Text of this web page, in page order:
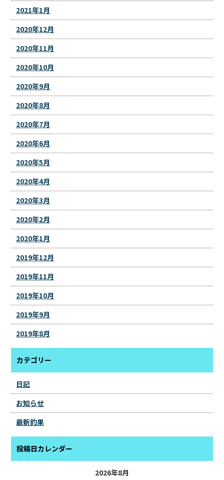
2021年1月
2020年12月
2020年11月
2020年10月
2020年9月
2020年8月
2020年7月
2020年6月
2020年5月
2020年4月
2020年3月
2020年2月
2020年1月
2019年12月
2019年11月
2019年10月
2019年9月
2019年8月
カテゴリー
日記
お知らせ
最新釣果
投稿日カレンダー
2026年8月